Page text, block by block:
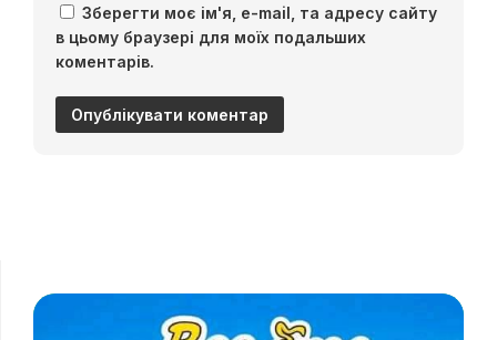
Зберегти моє ім'я, e-mail, та адресу сайту
в цьому браузері для моїх подальших
коментарів.